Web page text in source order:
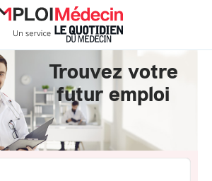
Trouvez votre
futur emploi